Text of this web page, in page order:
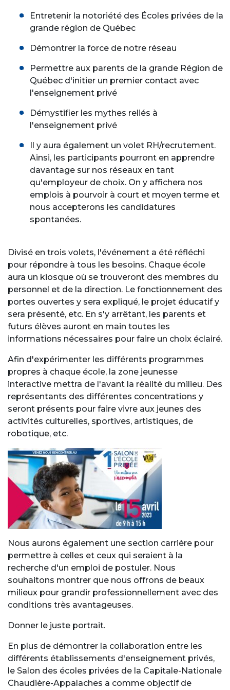
Entretenir la notoriété des Écoles privées de la
grande région de Québec
Démontrer la force de notre réseau
Permettre aux parents de la grande Région de
Québec d'initier un premier contact avec
l'enseignement privé
Démystifier les mythes reliés à
l'enseignement privé
Il y aura également un volet RH/recrutement.
Ainsi, les participants pourront en apprendre
davantage sur nos réseaux en tant
qu'employeur de choix. On y affichera nos
emplois à pourvoir à court et moyen terme et
nous accepterons les candidatures
spontanées.
Divisé en trois volets, l'événement a été réfléchi
pour répondre à tous les besoins. Chaque école
aura un kiosque où se trouveront des membres du
personnel et de la direction. Le fonctionnement des
portes ouvertes y sera expliqué, le projet éducatif y
sera présenté, etc. En s'y arrêtant, les parents et
futurs élèves auront en main toutes les
informations nécessaires pour faire un choix éclairé.
Afin d'expérimenter les différents programmes
propres à chaque école, la zone jeunesse
interactive mettra de l'avant la réalité du milieu. Des
représentants des différentes concentrations y
seront présents pour faire vivre aux jeunes des
activités culturelles, sportives, artistiques, de
robotique, etc.
Nous aurons également une section carrière pour
permettre à celles et ceux qui seraient à la
recherche d'un emploi de postuler. Nous
souhaitons montrer que nous offrons de beaux
milieux pour grandir professionnellement avec des
conditions très avantageuses.
Donner le juste portrait.
En plus de démontrer la collaboration entre les
différents établissements d'enseignement privés,
le Salon des écoles privées de la Capitale-Nationale
Chaudière-Appalaches a comme objectif de